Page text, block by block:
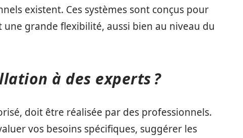
existent. Ces systèmes sont conçus pour
une grande flexibilité, aussi bien au niveau du
à des experts ?
doit être réalisée par des professionnels.
vos besoins spécifiques, suggérer les